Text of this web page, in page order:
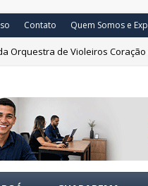
Contato Quem Somos e
Orquestra de Violeiros Coração